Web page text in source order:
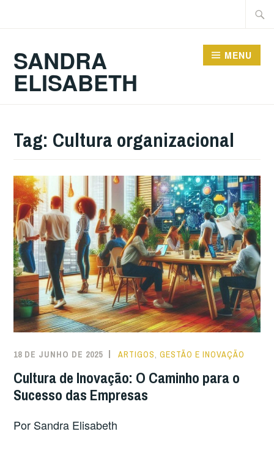
SANDRA
ELISABETH
MENU
Tag: Cultura organizacional
18 DE JUNHO DE 2025 ARTIGOS,GESTÃO E INOVAÇÃO
Cultura de Inovação: O Caminho para o
Sucesso das Empresas
Por Sandra Elisabeth